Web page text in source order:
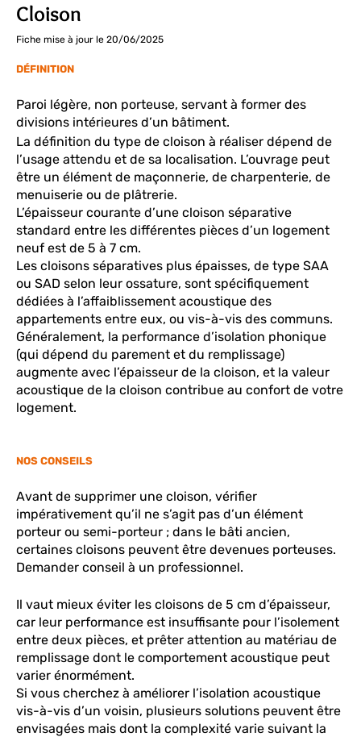
Cloison
Fiche mise à jour le 20/06/2025
DÉFINITION
Paroi légère, non porteuse, servant à former des
divisions intérieures d’un bâtiment.
La définition du type de cloison à réaliser dépend de
l’usage attendu et de sa localisation. L’ouvrage peut
être un élément de maçonnerie, de charpenterie, de
menuiserie ou de plâtrerie.
L’épaisseur courante d’une cloison séparative
standard entre les différentes pièces d’un logement
neuf est de 5 à 7 cm.
Les cloisons séparatives plus épaisses, de type SAA
ou SAD selon leur ossature, sont spécifiquement
dédiées à l’affaiblissement acoustique des
appartements entre eux, ou vis-à-vis des communs.
Généralement, la performance d’isolation phonique
(qui dépend du parement et du remplissage)
augmente avec l’épaisseur de la cloison, et la valeur
acoustique de la cloison contribue au confort de votre
logement.
NOS CONSEILS
Avant de supprimer une cloison, vérifier
impérativement qu’il ne s’agit pas d’un élément
porteur ou semi-porteur ; dans le bâti ancien,
certaines cloisons peuvent être devenues porteuses.
Demander conseil à un professionnel.
Il vaut mieux éviter les cloisons de 5 cm d’épaisseur,
car leur performance est insuffisante pour l’isolement
entre deux pièces, et prêter attention au matériau de
remplissage dont le comportement acoustique peut
varier énormément.
Si vous cherchez à améliorer l’isolation acoustique
vis-à-vis d’un voisin, plusieurs solutions peuvent être
envisagées mais dont la complexité varie suivant la